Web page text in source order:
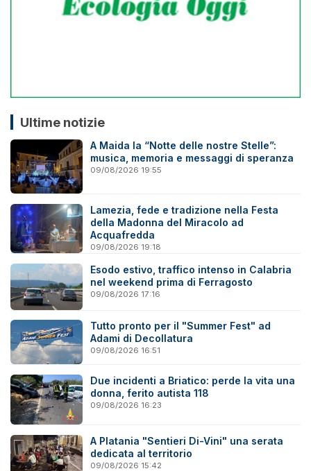
Ultime notizie
A Maida la “Notte delle nostre Stelle”:
musica, memoria e messaggi di speranza
09/08/2026 19:55
Lamezia, fede e tradizione nella Festa
della Madonna del Miracolo ad
Acquafredda
09/08/2026 19:18
Esodo estivo, traffico intenso in Calabria
nel weekend prima di Ferragosto
09/08/2026 17:16
Tutto pronto per il "Summer Fest" ad
Adami di Decollatura
09/08/2026 16:51
Due incidenti a Briatico: perde la vita una
donna, ferito autista 118
09/08/2026 16:23
A Platania "Sentieri Di-Vini" una serata
dedicata al territorio
09/08/2026 15:42